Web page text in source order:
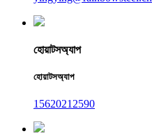
হোয়াটসঅ্যাপ
হোয়াটসঅ্যাপ
15620212590